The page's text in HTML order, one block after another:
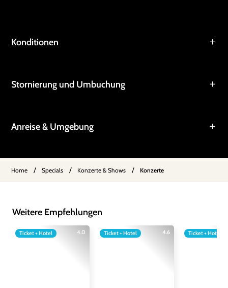
Konditionen
Stornierung und Umbuchung
Anreise & Umgebung
Home / Specials / Konzerte & Shows / Konzerte
Weitere Empfehlungen
4.0
Ticket + Hotel 4.6
Ticket + Hotel Ticket + Hotel